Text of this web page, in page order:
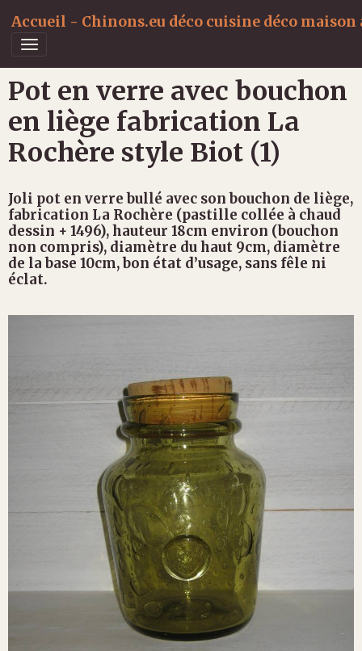
Accueil - Chinons.eu déco cuisine déco
Pot en verre avec bouchon
en liège fabrication La
Rochère style Biot (1)
Joli pot en verre bullé avec son bouchon de liège,
fabrication La Rochère (pastille collée à chaud
dessin + 1496), hauteur 18cm environ (bouchon
non compris), diamètre du haut 9cm, diamètre
de la base 10cm, bon état d’usage, sans fêle ni
éclat.